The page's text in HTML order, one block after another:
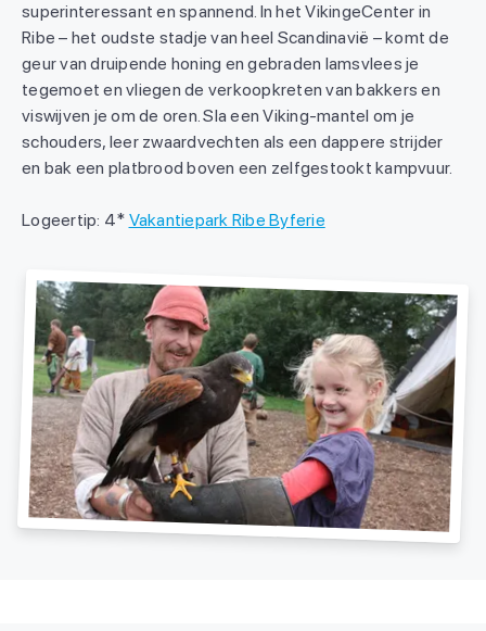
superinteressant en spannend. In het VikingeCenter in
Ribe – het oudste stadje van heel Scandinavië – komt de
geur van druipende honing en gebraden lamsvlees je
tegemoet en vliegen de verkoopkreten van bakkers en
viswijven je om de oren. Sla een Viking-mantel om je
schouders, leer zwaardvechten als een dappere strijder
en bak een platbrood boven een zelfgestookt kampvuur.
Logeertip: 4* Vakantiepark Ribe Byferie